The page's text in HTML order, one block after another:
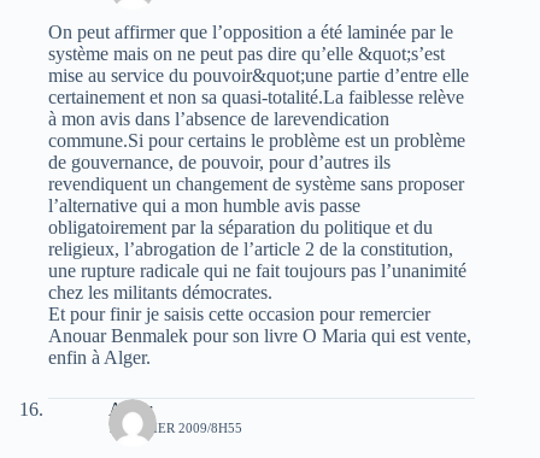
On peut affirmer que l’opposition a été laminée par le
système mais on ne peut pas dire qu’elle &quot;s’est
mise au service du pouvoir&quot;une partie d’entre elle
certainement et non sa quasi-totalité.La faiblesse relève
à mon avis dans l’absence de larevendication
commune.Si pour certains le problème est un problème
de gouvernance, de pouvoir, pour d’autres ils
revendiquent un changement de système sans proposer
l’alternative qui a mon humble avis passe
obligatoirement par la séparation du politique et du
religieux, l’abrogation de l’article 2 de la constitution,
une rupture radicale qui ne fait toujours pas l’unanimité
chez les militants démocrates.
Et pour finir je saisis cette occasion pour remercier
Anouar Benmalek pour son livre O Maria qui est vente,
enfin à Alger.
Amar
7 FÉVRIER 2009/8H55